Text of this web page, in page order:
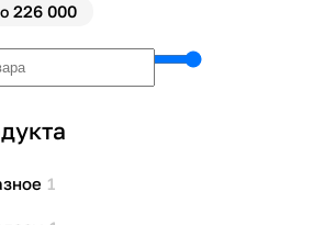
226 000
1